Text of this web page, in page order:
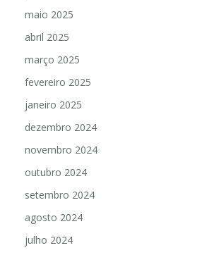
maio 2025
abril 2025
março 2025
fevereiro 2025
janeiro 2025
dezembro 2024
novembro 2024
outubro 2024
setembro 2024
agosto 2024
julho 2024